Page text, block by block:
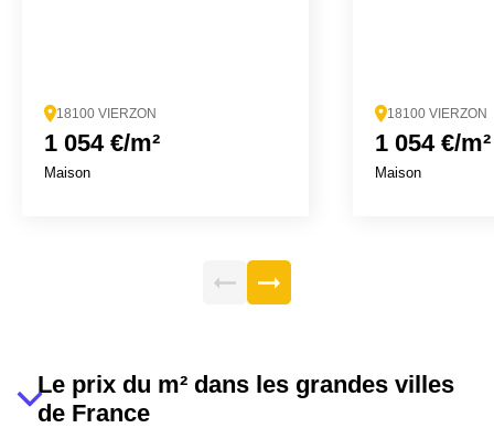
18100 VIERZON
1 054 €/m²
Maison
18100 VIERZON
1 054 €/m²
Maison
Le prix du m² dans les grandes villes
de France